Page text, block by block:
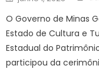
on
O Governo de Minas
Estado de Cultura e
Estadual do
participou da